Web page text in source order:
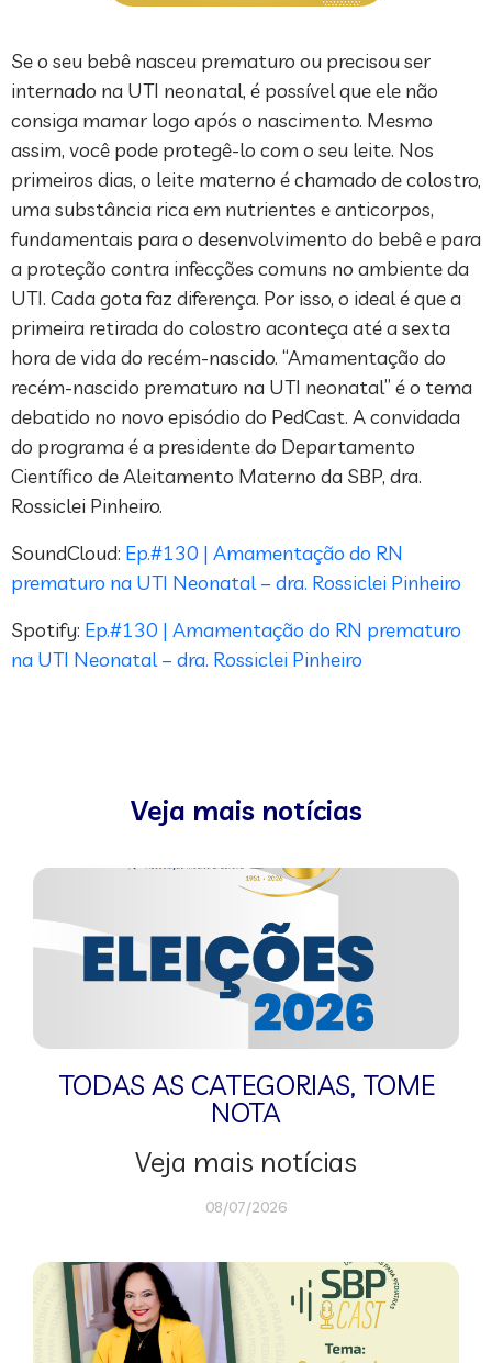
Se o seu bebê nasceu prematuro ou precisou ser
internado na UTI neonatal, é possível que ele não
consiga mamar logo após o nascimento. Mesmo
assim, você pode protegê-lo com o seu leite. Nos
primeiros dias, o leite materno é chamado de colostro,
uma substância rica em nutrientes e anticorpos,
fundamentais para o desenvolvimento do bebê e para
a proteção contra infecções comuns no ambiente da
UTI. Cada gota faz diferença. Por isso, o ideal é que a
primeira retirada do colostro aconteça até a sexta
hora de vida do recém-nascido. “Amamentação do
recém-nascido prematuro na UTI neonatal” é o tema
debatido no novo episódio do PedCast. A convidada
do programa é a presidente do Departamento
Científico de Aleitamento Materno da SBP, dra.
Rossiclei Pinheiro.
SoundCloud: Ep.#130 | Amamentação do RN
prematuro na UTI Neonatal – dra. Rossiclei Pinheiro
Spotify: Ep.#130 | Amamentação do RN prematuro
na UTI Neonatal – dra. Rossiclei Pinheiro
Veja mais notícias
TODAS AS CATEGORIAS, TOME
NOTA
Veja mais notícias
08/07/2026